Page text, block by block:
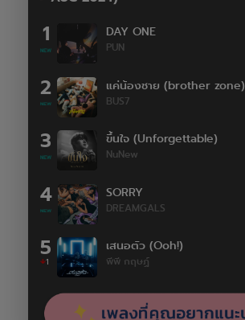
1 DAY ONE
PUN
2 แค่น้องชาย (brother zone)
BUS7
3 ขึ้นใจ (Unforgettable)
NuNew
4 SORRY
DREAMGALS
5
1
เสนอตัว (Ooh!)
พีพี กฤษฏ์